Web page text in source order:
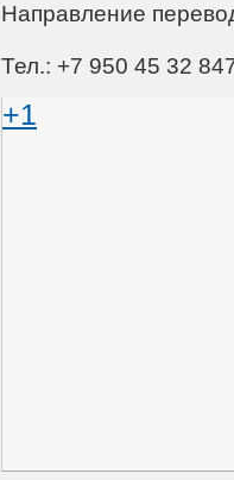
Направление
Тел.: +7 950 45 32
+1